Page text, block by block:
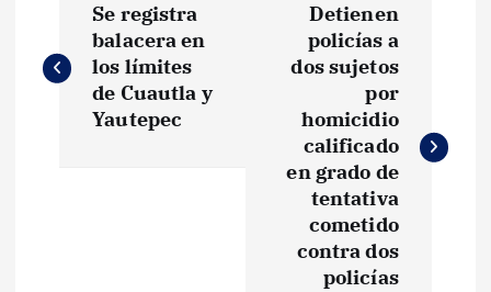
a
Se registra
balacera en
los límites
de Cuautla y
Yautepec
Detienen
policías a
dos sujetos
por
homicidio
calificado
en grado de
tentativa
cometido
contra dos
policías